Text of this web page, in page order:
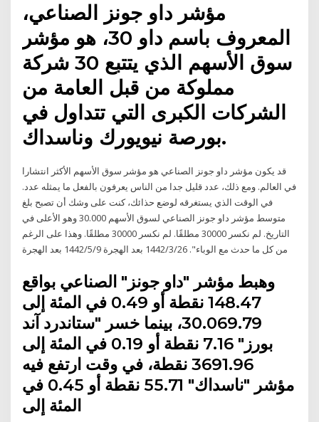
مؤشر داو جونز الصناعي،
المعروف باسم داو 30، هو مؤشر
سوق الأسهم الذي يتتبع 30 شركة
مملوكة من قبل العامة من
الشركات الكبرى التي تتداول في
بورصة نيويورك وناسداك.
قد يكون مؤشر داو جونز الصناعي هو مؤشر سوق الأسهم الأكثر انتشارا
في العالم. ومع ذلك، عدد قليل جدا من الناس يعرفون بالفعل ما يمثله عدد.
في الوقت الذي يستغرقه لوضع حذائك، كنت على وشك أن تصبح بلغ
متوسط مؤشر داو جونز الصناعي لسوق الأسهم 30.000 وهو الأعلى في
التاريخ. لم نكسر 30000 مطلقًا. لم نكسر 30000 مطلقًا. وهذا على الرغم
من كل ما حدث مع الوباء". 26‏‏/3‏‏/1442 بعد الهجرة 9‏‏/5‏‏/1442 بعد الهجرة
وهبط مؤشر "داو جونز" الصناعي بواقع
148.47 نقطة أو 0.49 في المئة إلى
30.069.79، بينما خسر "ستاندرد آند
بورز" 7.16 نقطة أو 0.19 في المئة إلى
3691.96 نقطة، في وقت ارتفع فيه
مؤشر "ناسداك" 55.71 نقطة أو 0.45 في
المئة إلى